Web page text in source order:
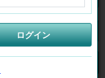
検索
ログイン